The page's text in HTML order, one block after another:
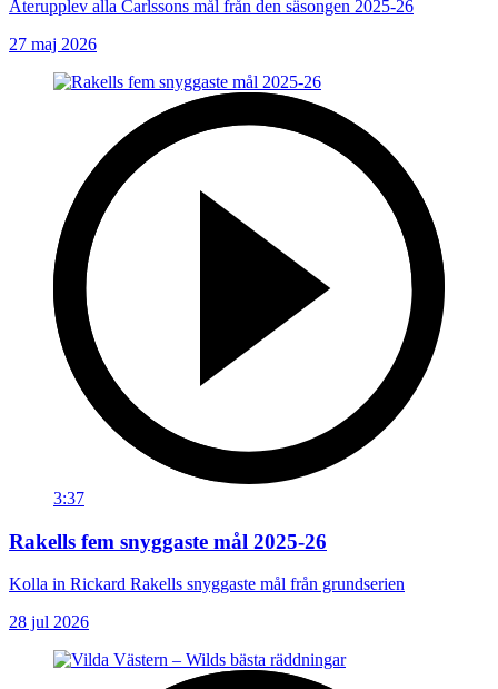
Återupplev alla Carlssons mål från den säsongen 2025-26
27 maj 2026
3:37
Rakells fem snyggaste mål 2025-26
Kolla in Rickard Rakells snyggaste mål från grundserien
28 jul 2026